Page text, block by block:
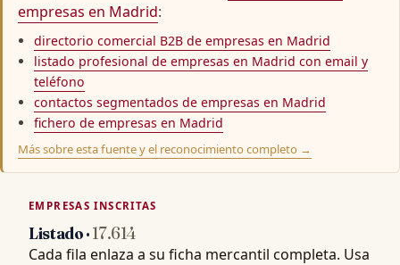
empresas en Madrid:
directorio comercial B2B de empresas en Madrid
listado profesional de empresas en Madrid con email y
teléfono
contactos segmentados de empresas en Madrid
fichero de empresas en Madrid
Más sobre esta fuente y el reconocimiento completo →
EMPRESAS INSCRITAS
Listado ·17.614
Cada fila enlaza a su ficha mercantil completa. Usa